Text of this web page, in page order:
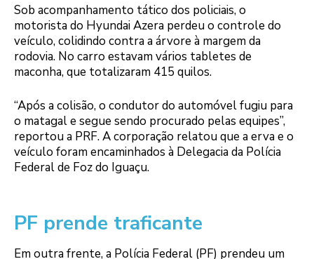
Sob acompanhamento tático dos policiais, o
motorista do Hyundai Azera perdeu o controle do
veículo, colidindo contra a árvore à margem da
rodovia. No carro estavam vários tabletes de
maconha, que totalizaram 415 quilos.
“Após a colisão, o condutor do automóvel fugiu para
o matagal e segue sendo procurado pelas equipes”,
reportou a PRF. A corporação relatou que a erva e o
veículo foram encaminhados à Delegacia da Polícia
Federal de Foz do Iguaçu.
PF prende traficante
Em outra frente, a Polícia Federal (PF) prendeu um